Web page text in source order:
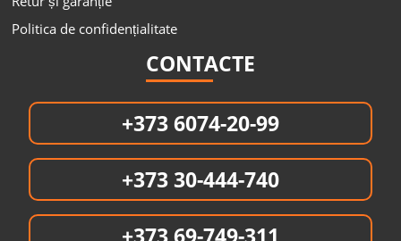
Politica de confidențialitate
CONTACTE
+373 6074-20-99
+373 30-444-740